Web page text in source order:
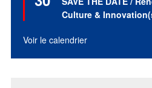
avant
Culture &
Voir le calendrier